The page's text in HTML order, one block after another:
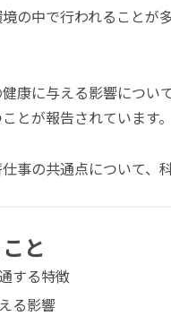
の中で行われること
康に与える影響につい
とが報告されています。
事の共通点について、
と
する特徴
る影響